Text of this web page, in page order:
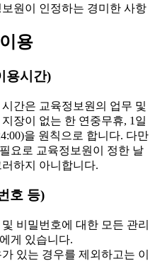
원이 인정하는 경미한 사항
용
용시간)
간은 교육정보원의 업무 및
장이 없는 한 연중무휴, 1일
을 원칙으로 합니다. 다만
요로 교육정보원이 정한 날
하지 아니합니다.
호 등)
비밀번호에 대한 모든 관리
게 있습니다.
있는 경우를 제외하고는 이